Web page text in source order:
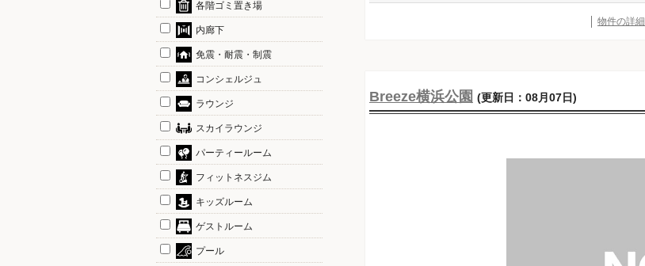
物件の詳細
Breeze横浜公園 (更新日：08月07日)
各階ゴミ置き場
内廊下
免震・耐震・制震
コンシェルジュ
ラウンジ
スカイラウンジ
パーティールーム
フィットネスジム
キッズルーム
ゲストルーム
プール